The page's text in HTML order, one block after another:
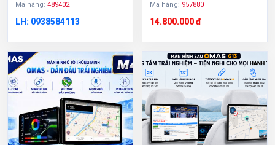
Mã hàng: 489402
LH: 0938584113
Mã hàng: 957880
14.800.000 đ